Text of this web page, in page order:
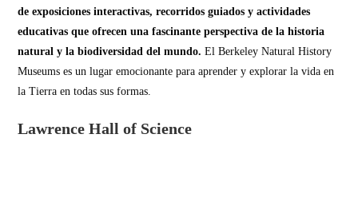
de exposiciones interactivas, recorridos guiados y actividades
educativas que ofrecen una fascinante perspectiva de la historia
natural y la biodiversidad del mundo. El Berkeley Natural History
Museums es un lugar emocionante para aprender y explorar la vida en
la Tierra en todas sus formas.
Lawrence Hall of Science